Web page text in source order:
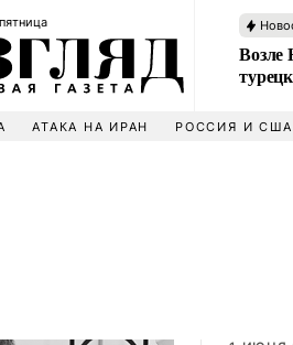
Возле
АТАКА НА ИРАН РОССИЯ И США